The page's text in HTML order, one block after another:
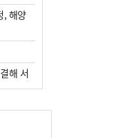
, 해양
해 서
’ 한풀